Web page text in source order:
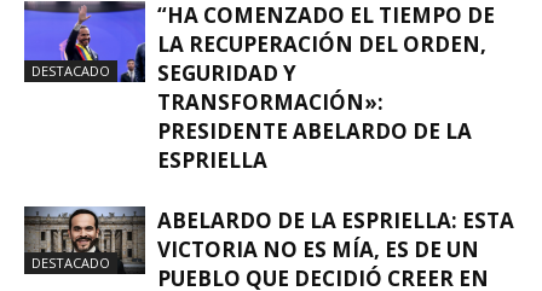
DESTACADO
“HA COMENZADO EL TIEMPO DE
LA RECUPERACIÓN DEL ORDEN,
SEGURIDAD Y
TRANSFORMACIÓN»:
PRESIDENTE ABELARDO DE LA
ESPRIELLA
DESTACADO
ABELARDO DE LA ESPRIELLA: ESTA
VICTORIA NO ES MÍA, ES DE UN
PUEBLO QUE DECIDIÓ CREER EN